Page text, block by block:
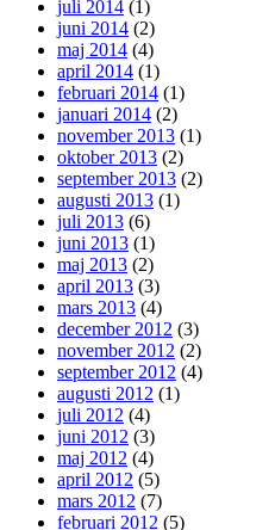
juli 2014 (1)
juni 2014 (2)
maj 2014 (4)
april 2014 (1)
februari 2014 (1)
januari 2014 (2)
november 2013 (1)
oktober 2013 (2)
september 2013 (2)
augusti 2013 (1)
juli 2013 (6)
juni 2013 (1)
maj 2013 (2)
april 2013 (3)
mars 2013 (4)
december 2012 (3)
november 2012 (2)
september 2012 (4)
augusti 2012 (1)
juli 2012 (4)
juni 2012 (3)
maj 2012 (4)
april 2012 (5)
mars 2012 (7)
februari 2012 (5)